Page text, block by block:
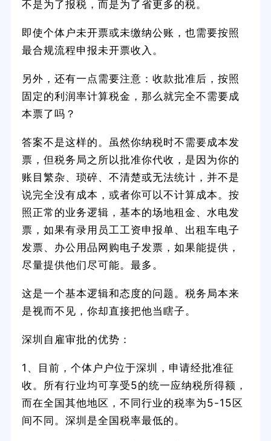
不是为了报税，而是为了省更多的税。
即使个体户未开票或未缴纳公账，也需要按照
最合规流程申报未开票收入。
另外，还有一点需要注意：收款批准后，按照
固定的利润率计算税金，那么就完全不需要成
本票了吗？
答案不是这样的。虽然你纳税时不需要成本发
票，但税务局之所以批准你代收，是因为你的
账目繁杂、琐碎、不清楚或无法统计，并不是
说完全没有成本，或者你可以不计算成本。按
照正常的业务逻辑，基本的场地租金、水电发
票，如果有录用员工工资申报单、出租车电子
发票、办公用品网购电子发票，如果能提供，
尽量提供他们尽可能。最多。
这是一个基本逻辑和态度的问题。税务局本来
是视而不见，你却直接把他当瞎子。
深圳自雇审批的优势：
1、目前，个体户户位于深圳，申请经批准征
收。所有行业均可享受5的统一应纳税所得额，
而在全国其他地区，不同行业的税率为5-15区
间不同。深圳是全国税率最低的。